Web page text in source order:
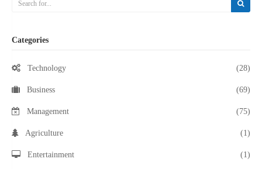
Categories
Technology (28)
Business (69)
Management (75)
Agriculture (1)
Entertainment (1)